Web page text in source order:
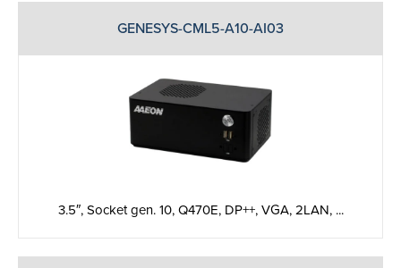
GENESYS-CML5-A10-AI03
3.5″, Socket gen. 10, Q470E, DP++, VGA, 2LAN, ...